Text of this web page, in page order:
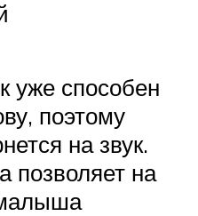
уже способен
поэтому
на звук.
позволяет на